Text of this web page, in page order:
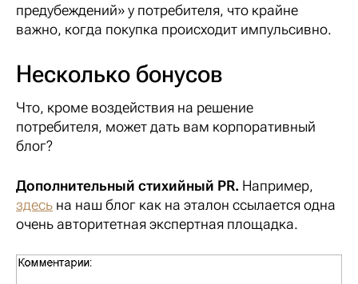
предубеждений» у потребителя, что крайне
важно, когда покупка происходит импульсивно.
Несколько бонусов
Что, кроме воздействия на решение
потребителя, может дать вам корпоративный
блог?
Дополнительный стихийный PR. Например,
здесь на наш блог как на эталон ссылается одна
очень авторитетная экспертная площадка.